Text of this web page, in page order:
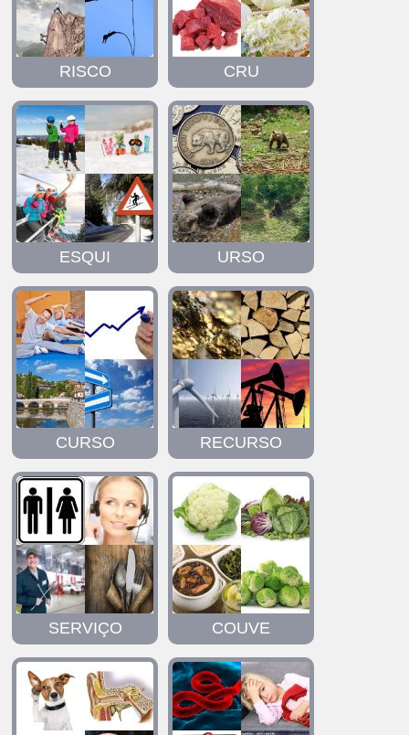
RISCO CRU
ESQUI URSO
CURSO RECURSO
SERVIÇO COUVE